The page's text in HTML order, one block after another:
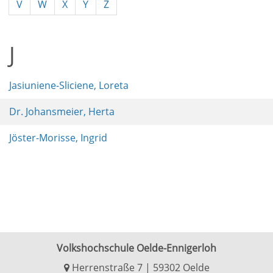
V W X Y Z
J
Jasiuniene-Sliciene, Loreta
Dr. Johansmeier, Herta
Jöster-Morisse, Ingrid
Volkshochschule Oelde-Ennigerloh
Herrenstraße 7 | 59302 Oelde